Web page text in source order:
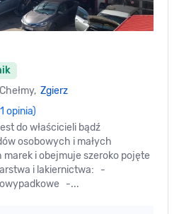
Zgierz
opinia)
do właścicieli bądź
osobowych i małych
i obejmuje szeroko pojęte
i lakiernictwa: -
-...